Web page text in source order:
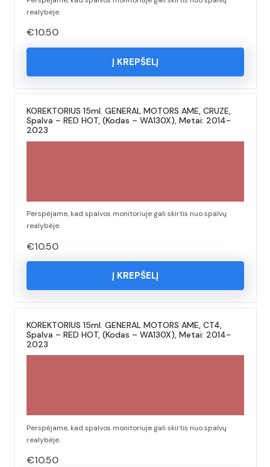
realybėje.
€10.50
Į KREPŠELĮ
KOREKTORIUS 15ml. GENERAL MOTORS AME, CRUZE,
Spalva – RED HOT, (Kodas – WA130X), Metai: 2014-
2023
Perspėjame, kad spalvos monitoriuje gali skirtis nuo spalvų
realybėje.
€10.50
Į KREPŠELĮ
KOREKTORIUS 15ml. GENERAL MOTORS AME, CT4,
Spalva – RED HOT, (Kodas – WA130X), Metai: 2014-
2023
Perspėjame, kad spalvos monitoriuje gali skirtis nuo spalvų
realybėje.
€10.50